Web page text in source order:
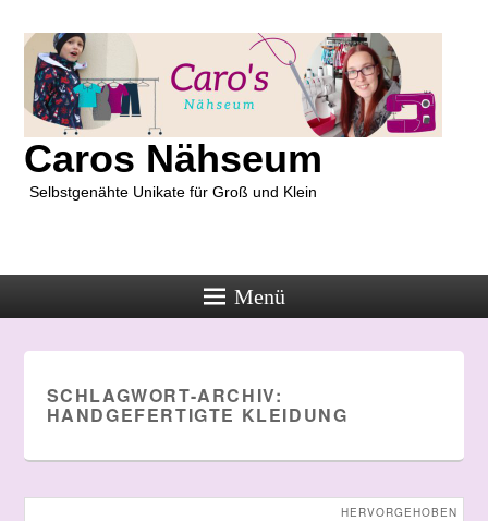
Caros Nähseum
Selbstgenähte Unikate für Groß und Klein
Menü
SCHLAGWORT-ARCHIV:
HANDGEFERTIGTE KLEIDUNG
HERVORGEHOBEN